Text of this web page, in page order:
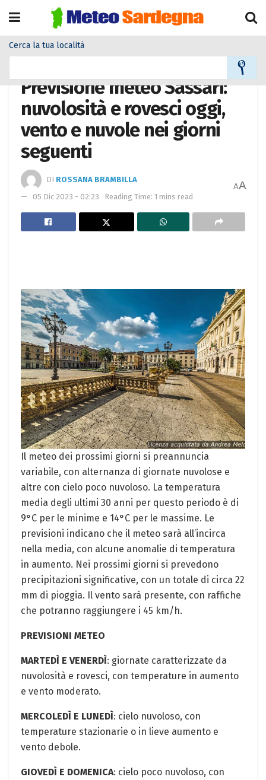
Cerca la tua località
Previsione meteo Sassari:
nuvolosità e rovesci oggi,
vento e nuvole nei giorni
seguenti
DI ROSSANA BRAMBILLA
05 Dic 2023 - 02:23
Reading Time: 1 mins read
AA
Il meteo dei prossimi giorni si preannuncia
variabile, con alternanza di giornate nuvolose e
altre con cielo poco nuvoloso. La temperatura
media degli ultimi 30 anni per questo periodo è di
9°C per le minime e 14°C per le massime. Le
previsioni indicano che il meteo sarà all’incirca
nella media, con alcune anomalie di temperatura
in aumento. Nei prossimi giorni si prevedono
precipitazioni significative, con un totale di circa 22
mm di pioggia. Il vento sarà presente, con raffiche
che potranno raggiungere i 45 km/h.
PREVISIONI METEO
MARTEDÌ E VENERDÌ: giornate caratterizzate da
nuvolosità e rovesci, con temperature in aumento
e vento moderato.
MERCOLEDÌ E LUNEDÌ: cielo nuvoloso, con
temperature stazionarie o in lieve aumento e
vento debole.
GIOVEDÌ E DOMENICA: cielo poco nuvoloso, con